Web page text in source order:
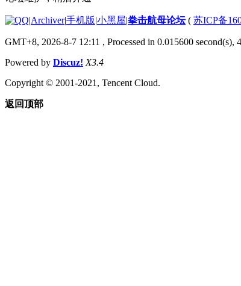
|Archiver|手机版|小黑屋|拳击航母论坛( 苏ICP备
GMT+8, 2026-8-7 12:11 , Processed in 0.015600 second(s),
Powered by Discuz! X3.4
Copyright © 2001-2021, Tencent Cloud.
返回顶部